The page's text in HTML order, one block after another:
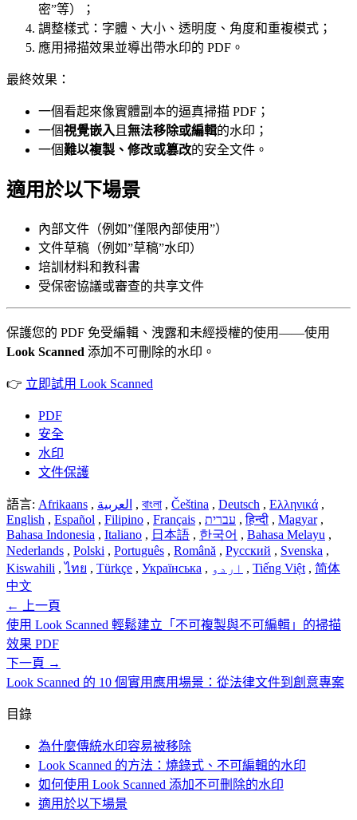
密”等）；
調整樣式：字體、大小、透明度、角度和重複模式；
應用掃描效果並導出帶水印的 PDF。
最終效果：
一個看起來像實體副本的逼真掃描 PDF；
一個視覺嵌入 且 無法移除或編輯的水印；
一個難以複製、修改或篡改的安全文件。
適用於以下場景
內部文件（例如”僅限內部使用”）
文件草稿（例如”草稿”水印）
培訓材料和教科書
受保密協議或審查的共享文件
保護您的 PDF 免受編輯、洩露和未經授權的使用——使用
Look Scanned 添加不可刪除的水印。
👉 立即試用 Look Scanned
PDF
安全
水印
文件保護
語言: Afrikaans , العربية , বাংলা , Čeština , Deutsch , Ελληνικά ,
English , Español , Filipino , Français , עברית ,हिन्दी , Magyar ,
Bahasa Indonesia , Italiano , 日本語 , 한국어 , Bahasa Melayu ,
Nederlands , Polski , Português , Română , Русский , Svenska ,
Kiswahili ,ไทย , Türkçe , Українська , اردو , Tiếng Việt , 简体
中文
←
上一頁
使用 Look Scanned 輕鬆建立「不可複製與不可編輯」的掃描
效果 PDF
下一頁 →
Look Scanned 的 10 個實用應用場景：從法律文件到創意專案
目錄
為什麼傳統水印容易被移除
Look Scanned 的方法：燒錄式、不可編輯的水印
如何使用 Look Scanned 添加不可刪除的水印
適用於以下場景